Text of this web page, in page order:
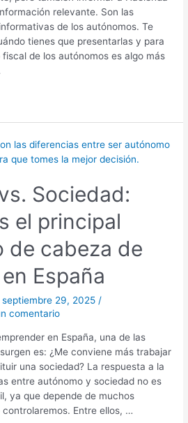
relevante. Son las
de los autónomos. Te
tienes que presentarlas y para
de los autónomos es algo más
Sociedad:
el principal
de cabeza de
España
septiembre 29, 2025/
comentario
en España, una de las
es: ¿Me conviene más trabajar
una sociedad? La respuesta a la
entre autónomo y sociedad no es
ya que depende de muchos
Entre ellos, …